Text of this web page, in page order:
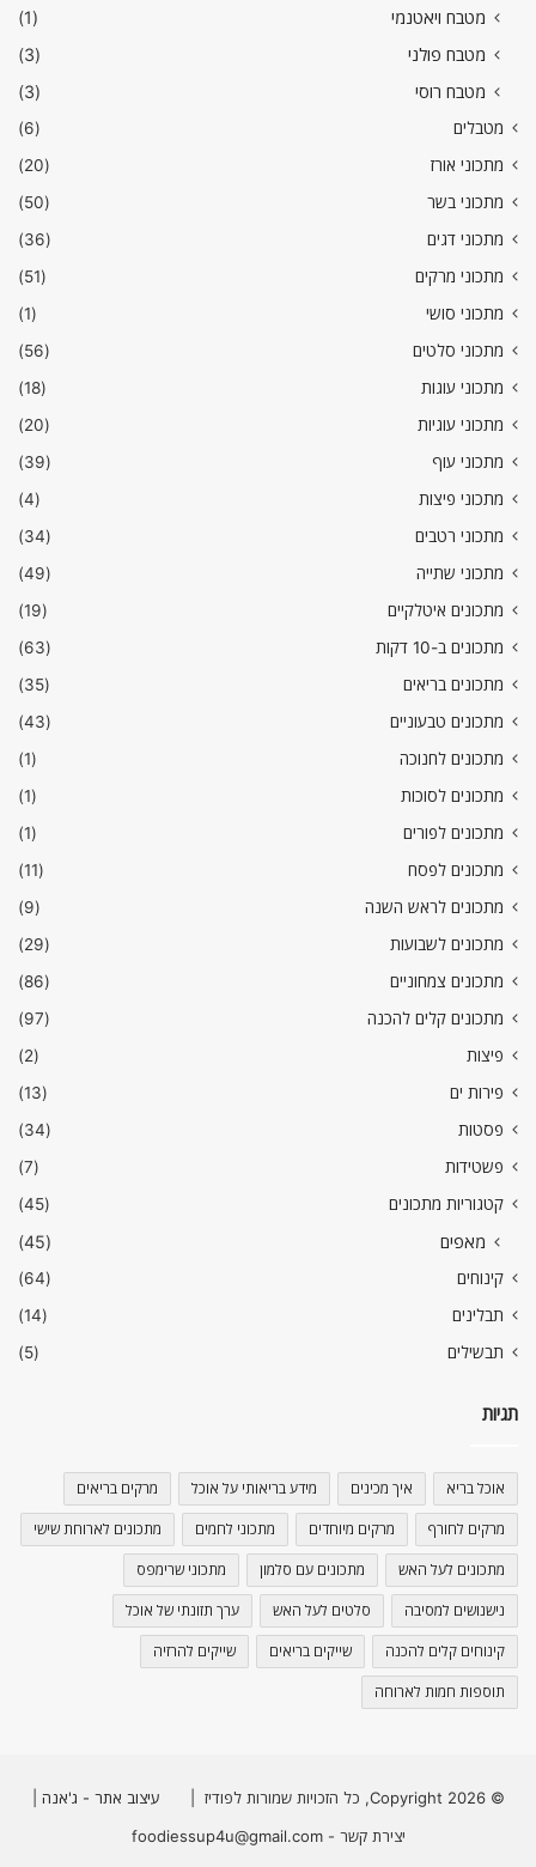
מטבח ויאטנמי
(1)
מטבח פולני
(3)
מטבח רוסי
(3)
מטבלים
(6)
מתכוני אורז
(20)
מתכוני בשר
(50)
מתכוני דגים
(36)
מתכוני מרקים
(51)
מתכוני סושי
(1)
מתכוני סלטים
(56)
מתכוני עוגות
(18)
מתכוני עוגיות
(20)
מתכוני עוף
(39)
מתכוני פיצות
(4)
מתכוני רטבים
(34)
מתכוני שתייה
(49)
מתכונים איטלקיים
(19)
מתכונים ב-10 דקות
(63)
מתכונים בריאים
(35)
מתכונים טבעוניים
(43)
מתכונים לחנוכה
(1)
מתכונים לסוכות
(1)
מתכונים לפורים
(1)
מתכונים לפסח
(11)
מתכונים לראש השנה
(9)
מתכונים לשבועות
(29)
מתכונים צמחוניים
(86)
מתכונים קלים להכנה
(97)
פיצות
(2)
פירות ים
(13)
פסטות
(34)
פשטידות
(7)
קטגוריות מתכונים
(45)
מאפים (45)
קינוחים
(64)
תבלינים
(14)
תבשילים
(5)
תגיות
אוכל בריא איך מכינים מידע בריאותי על אוכל מרקים בריאים
מרקים לחורף מרקים מיוחדים מתכוני לחמים מתכונים לארוחת שישי
מתכונים לעל האש מתכונים עם סלמון מתכוני שרימפס
נישנושים למסיבה סלטים לעל האש ערך תזונתי של אוכל
קינוחים קלים להכנה שייקים בריאים שייקים להרזיה
תוספות חמות לארוחה
© Copyright 2026, כל הזכויות שמורות לפודיז | עיצוב אתר - ג'אנה
יצירת קשר - foodiessup4u@gmail.com